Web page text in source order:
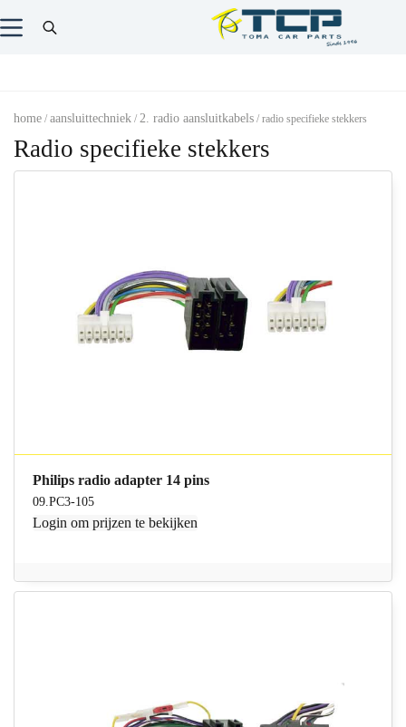
home / aansluittechniek / 2. radio aansluitkabels / radio specifieke stekkers
Radio specifieke stekkers
Philips radio adapter 14 pins
09.PC3-105
Login om prijzen te bekijken